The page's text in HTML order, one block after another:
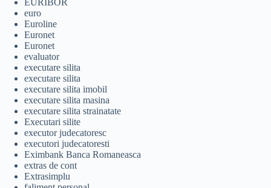
euro
Euroline
Euronet
Euronet
evaluator
executare silita
executare silita
executare silita imobil
executare silita masina
executare silita strainatate
Executari silite
executor judecatoresc
executori judecatoresti
Eximbank Banca Romaneasca
extras de cont
Extrasimplu